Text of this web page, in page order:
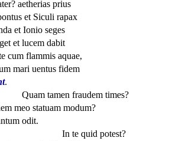
aetherias prius
et Siculi rapax
et Ionio seges
et lucem dabit
cum flammis aquae,
mari uentus fidem
.
fraudem times?
meo statuam modum?
odit.
potest?